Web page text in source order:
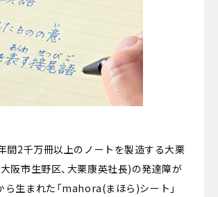
間2千万冊以上のノートを製造する大栗
阪市生野区、大栗康英社長)の発達障が
ら生まれた「mahora(まほら)シート」